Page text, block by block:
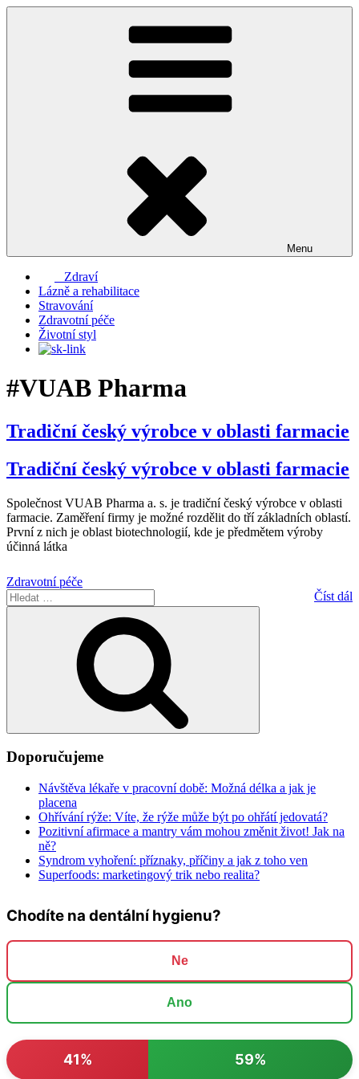
Přejít
Menu
Zdraví
Lázně a rehabilitace
Stravování
Zdravotní péče
Životní styl
#VUAB Pharma
Tradiční český výrobce v oblasti farmacie
Tradiční český výrobce v oblasti farmacie
Společnost VUAB Pharma a. s. je tradiční český výrobce v oblasti
farmacie. Zaměření firmy je možné rozdělit do tří základních oblastí.
První z nich je oblast biotechnologií, kde je předmětem výroby
účinná látka
Zdravotní péče
Číst dál
Hledat:
Doporučujeme
Návštěva lékaře v pracovní době: Možná délka a jak je
placena
Ohřívání rýže: Víte, že rýže může být po ohřátí jedovatá?
Pozitivní afirmace a mantry vám mohou změnit život! Jak na
ně?
Syndrom vyhoření: příznaky, příčiny a jak z toho ven
Superfoods: marketingový trik nebo realita?
Chodíte na dentální hygienu?
Ne
Ano
41% 59%